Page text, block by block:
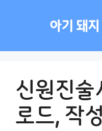
아기 돼지
신원진
로드, 작